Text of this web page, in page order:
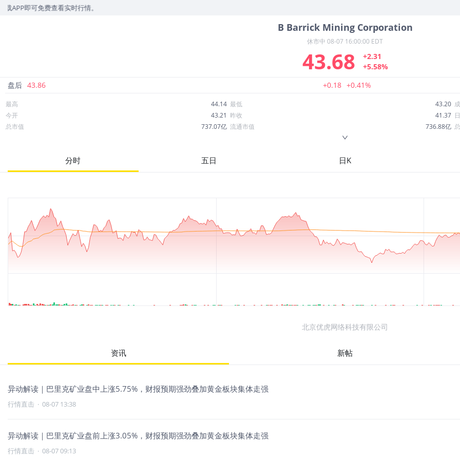
查看实时行情。
B Barrick Mining Corporation
休市中 08-07 16:00:00 EDT
43.68
+2.31
+5.58%
盘后 43.86 +0.18 +0.41%
最高 44.14 最低 43.20
今开
43.21 昨收 41.37
总市值
737.07亿 流通市值 736.88亿
54.69
股息
分时 五日 日K
北京优虎网络科技有限公司
资讯 新帖
异动解读｜巴里克矿业盘中上涨5.75%，财报预期强劲叠加黄金板块集体走强
行情直击 · 08-07 13:38
异动解读｜巴里克矿业盘前上涨3.05%，财报预期强劲叠加黄金板块集体走强
行情直击 · 08-07 09:13